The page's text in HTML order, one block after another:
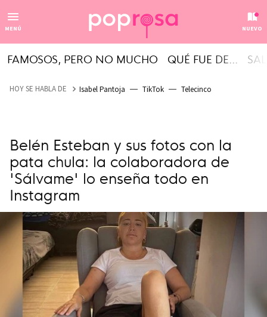
MENÚ NUEVO
FAMOSOS, PERO NO MUCHO QUÉ FUE DE...
HOY SE HABLA DE Isabel Pantoja TikTok Telecinco
Belén Esteban y sus fotos con la
pata chula: la colaboradora de
'Sálvame' lo enseña todo en
Instagram